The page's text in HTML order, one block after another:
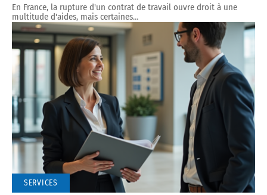
En France, la rupture d'un contrat de travail ouvre droit à une
multitude d'aides, mais certaines…
SERVICES